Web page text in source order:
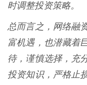
时调整投资策略。
总而言之，网络融
富机遇，也潜藏着
待，谨慎选择，充
投资知识，严格止